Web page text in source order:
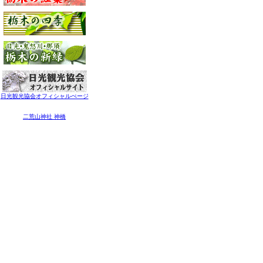
日光観光協会オフィシャルぺージ
二荒山神社 神橋